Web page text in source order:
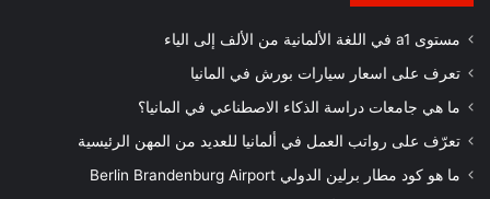
مستوى a1 في اللغة الألمانية من الألف إلى الياء
تعرف على اسعار سيارات بورش في المانيا
ما هي جامعات دراسة الذكاء الاصطناعي في المانيا؟
تعرّف على رواتب العمل في ألمانيا للعديد من المهن الرئيسية
ما هو كود مطار برلين الدولي Berlin Brandenburg Airport